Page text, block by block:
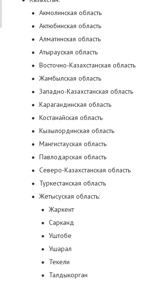
Акмолинская область
Актюбинская область
Алматинская область
Атырауская область
Восточно-Казахстанская область
Жамбылская область
Западно-Казахстанская область
Карагандинская область
Костанайская область
Кызылординская область
Мангистауская область
Павлодарская область
Северо-Казахстанская область
Туркестанская область
Жетысуская область:
Жаркент
Сарканд
Уштобе
Ушарал
Текели
Талдыкорган